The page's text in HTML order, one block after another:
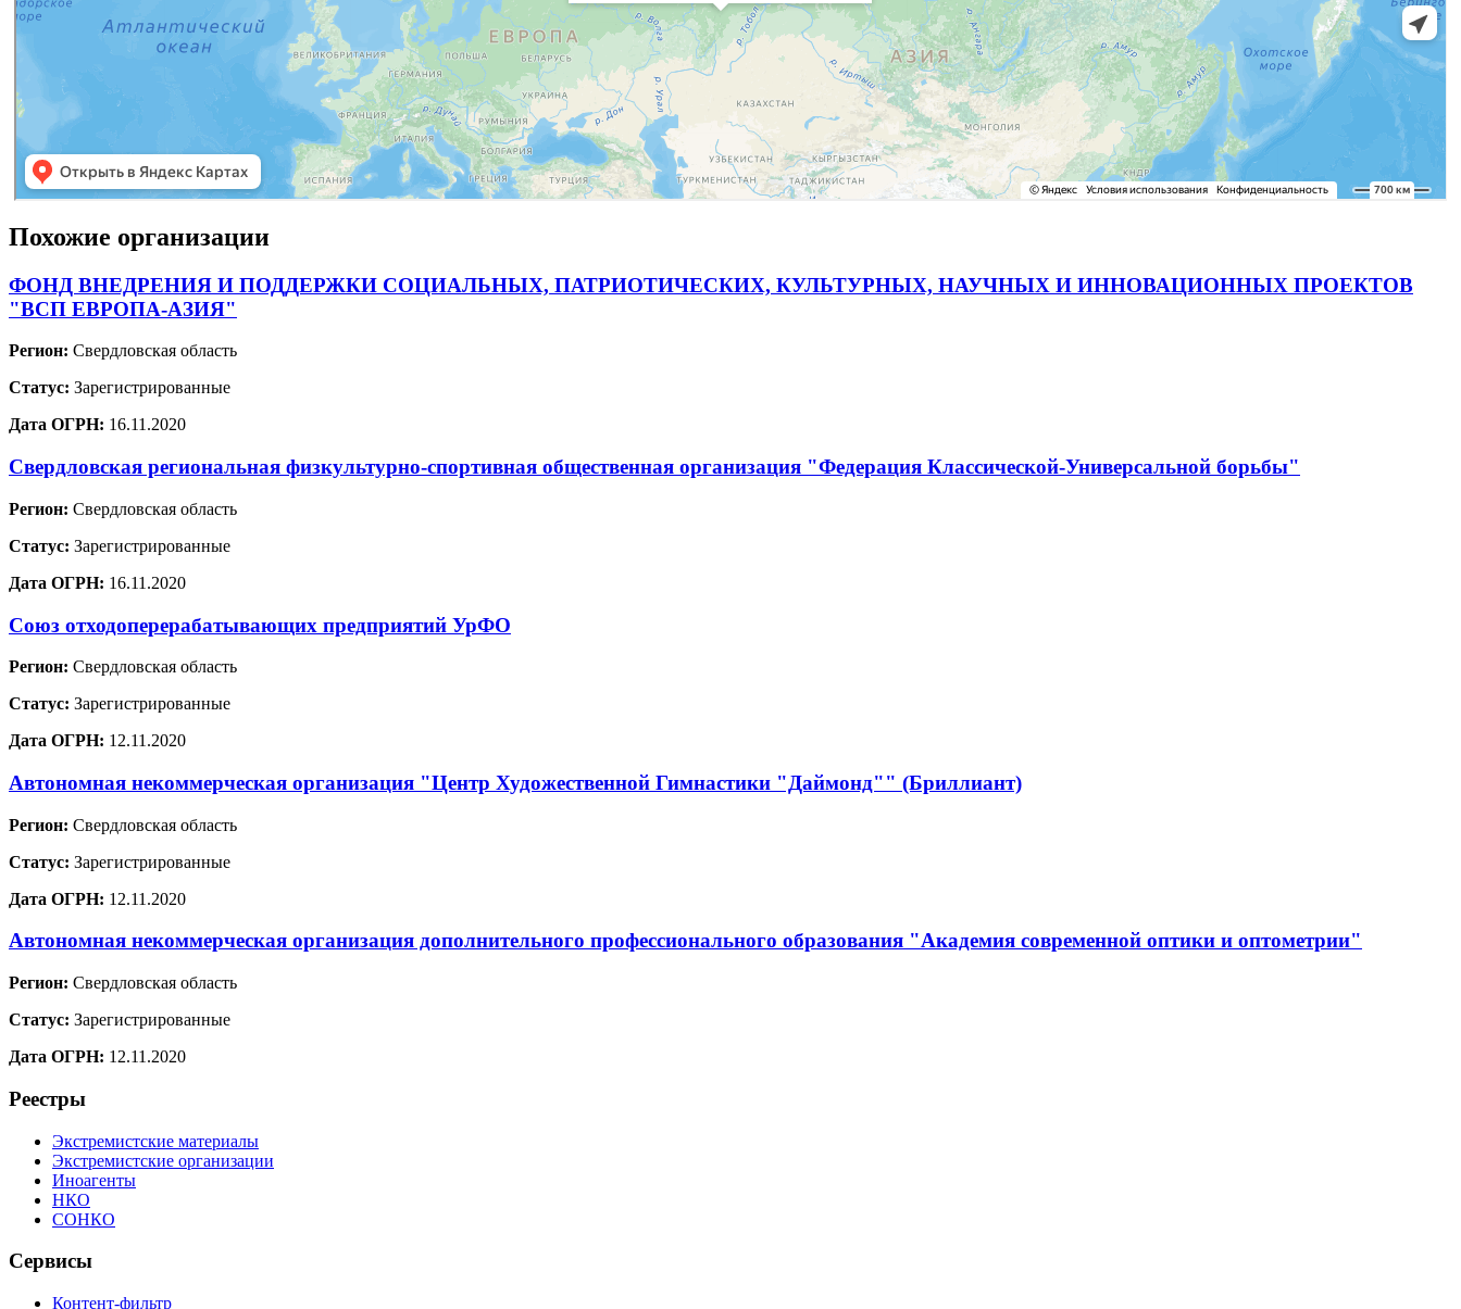
Похожие организации
ФОНД ВНЕДРЕНИЯ И ПОДДЕРЖКИ СОЦИАЛЬНЫХ, ПАТРИОТИЧЕСКИХ, КУЛЬТУРНЫХ, НАУЧНЫХ И ИННОВАЦИОННЫХ ПРОЕКТОВ
"ВСП ЕВРОПА-АЗИЯ"
Регион: Свердловская область
Статус: Зарегистрированные
Дата ОГРН: 16.11.2020
Свердловская региональная физкультурно-спортивная общественная организация "Федерация Классической-Универсальной борьбы"
Регион: Свердловская область
Статус: Зарегистрированные
Дата ОГРН: 16.11.2020
Союз отходоперерабатывающих предприятий УрФО
Регион: Свердловская область
Статус: Зарегистрированные
Дата ОГРН: 12.11.2020
Автономная некоммерческая организация "Центр Художественной Гимнастики "Даймонд"" (Бриллиант)
Регион: Свердловская область
Статус: Зарегистрированные
Дата ОГРН: 12.11.2020
Автономная некоммерческая организация дополнительного профессионального образования "Академия современной оптики и оптометрии"
Регион: Свердловская область
Статус: Зарегистрированные
Дата ОГРН: 12.11.2020
Реестры
Экстремистские материалы
Экстремистские организации
Иноагенты
НКО
СОНКО
Сервисы
Контент-фильтр